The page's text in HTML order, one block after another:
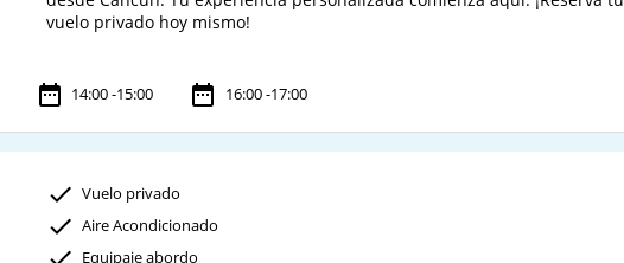
vuelo privado hoy mismo!
14:00 -15:00 16:00 -17:00
Vuelo privado
Aire Acondicionado
Equipaje abordo